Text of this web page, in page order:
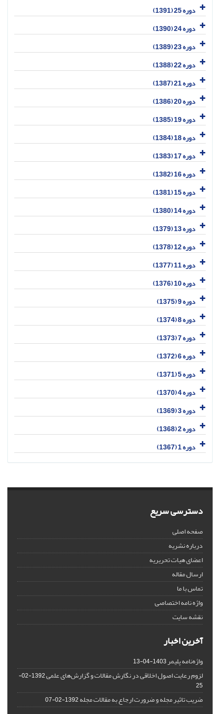
دوره 25 (1391)
دوره 24 (1390)
دوره 23 (1389)
دوره 22 (1388)
دوره 21 (1387)
دوره 20 (1386)
دوره 19 (1385)
دوره 18 (1384)
دوره 17 (1383)
دوره 16 (1382)
دوره 15 (1381)
دوره 14 (1380)
دوره 13 (1379)
دوره 12 (1378)
دوره 11 (1377)
دوره 10 (1376)
دوره 9 (1375)
دوره 8 (1374)
دوره 7 (1373)
دوره 6 (1372)
دوره 5 (1371)
دوره 4 (1370)
دوره 3 (1369)
دوره 2 (1368)
دوره 1 (1367)
دسترسی سریع
صفحه اصلی
درباره نشریه
اعضای هیات تحریریه
ارسال مقاله
تماس با ما
واژه نامه اختصاصی
نقشه سایت
آخرین اخبار
واژه‌نامه پلیمر1403-04-13
لزوم رعایت اصول اخلاقی در نگارش مقالات و گزارش‌‌های علمی
1392-02-
25
ضریب تاثیر مجله و ضرورت ارجاع به مقالات مجله1392-02-07